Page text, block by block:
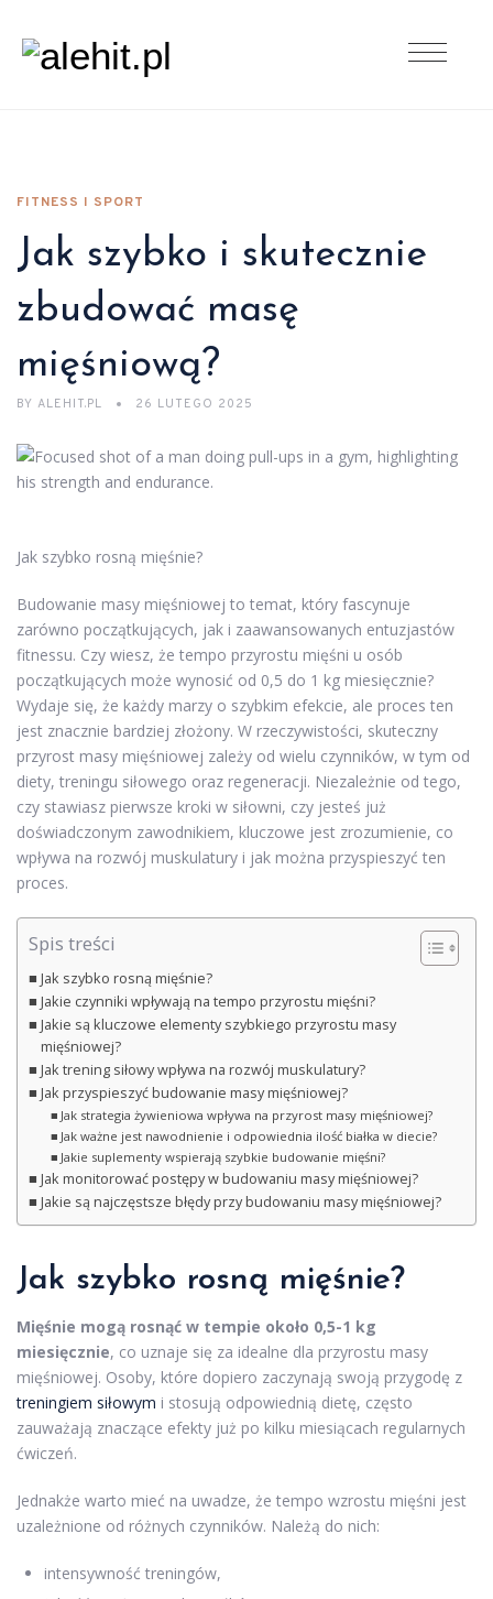
FITNESS I SPORT
Jak szybko i skutecznie
zbudować masę
mięśniową?
BY ALEHIT.PL 26 LUTEGO 2025
Jak szybko rosną mięśnie?
Budowanie masy mięśniowej to temat, który fascynuje
zarówno początkujących, jak i zaawansowanych entuzjastów
fitnessu. Czy wiesz, że tempo przyrostu mięśni u osób
początkujących może wynosić od 0,5 do 1 kg miesięcznie?
Wydaje się, że każdy marzy o szybkim efekcie, ale proces ten
jest znacznie bardziej złożony. W rzeczywistości, skuteczny
przyrost masy mięśniowej zależy od wielu czynników, w tym od
diety, treningu siłowego oraz regeneracji. Niezależnie od tego,
czy stawiasz pierwsze kroki w siłowni, czy jesteś już
doświadczonym zawodnikiem, kluczowe jest zrozumienie, co
wpływa na rozwój muskulatury i jak można przyspieszyć ten
proces.
Spis treści
Jak szybko rosną mięśnie?
Jakie czynniki wpływają na tempo przyrostu mięśni?
Jakie są kluczowe elementy szybkiego przyrostu masy
mięśniowej?
Jak trening siłowy wpływa na rozwój muskulatury?
Jak przyspieszyć budowanie masy mięśniowej?
Jak strategia żywieniowa wpływa na przyrost masy mięśniowej?
Jak ważne jest nawodnienie i odpowiednia ilość białka w diecie?
Jakie suplementy wspierają szybkie budowanie mięśni?
Jak monitorować postępy w budowaniu masy mięśniowej?
Jakie są najczęstsze błędy przy budowaniu masy mięśniowej?
Jak szybko rosną mięśnie?
Mięśnie mogą rosnąć w tempie około 0,5-1 kg
miesięcznie, co uznaje się za idealne dla przyrostu masy
mięśniowej. Osoby, które dopiero zaczynają swoją przygodę z
treningiem siłowym i stosują odpowiednią dietę, często
zauważają znaczące efekty już po kilku miesiącach regularnych
ćwiczeń.
Jednakże warto mieć na uwadze, że tempo wzrostu mięśni jest
uzależnione od różnych czynników. Należą do nich:
intensywność treningów,